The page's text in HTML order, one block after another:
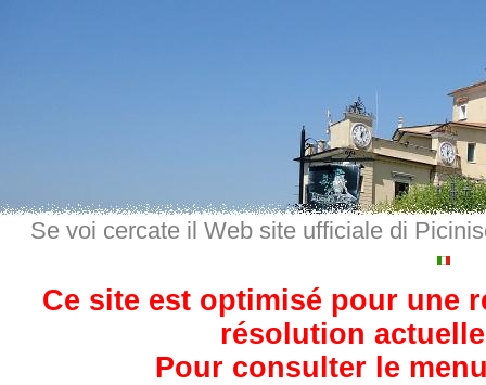
Se voi cercate il Web site ufficiale di
Ce site est optimisé pour une
résolution
Pour consulter le